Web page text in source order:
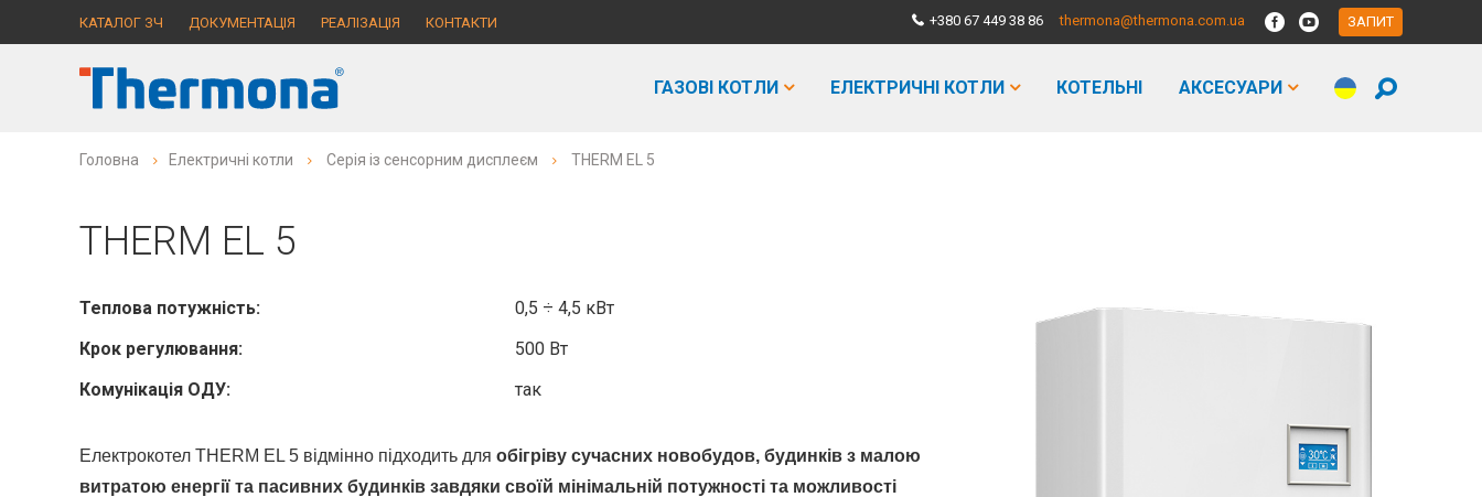
КАТАЛОГ ЗЧ ДОКУМЕНТАЦІЯ РЕАЛІЗАЦІЯ КОНТАКТИ +380 67 449 38 86 thermona@thermona.com.ua ЗАПИТ
ГАЗОВІ КОТЛИ ЕЛЕКТРИЧНІ КОТЛИ КОТЕЛЬНІ АКСЕСУАРИ
Головна Електричні котли Серія із сенсорним дисплеєм THERM EL 5
THERM EL 5
Теплова потужність:
0,5 ÷ 4,5 кВт
Крок регулювання:
500 Вт
Комунікація ОДУ:
так
Електрокотел THERM EL 5 відмінно підходить для обігріву сучасних новобудов, будинків з малою
витратою енергії та пасивних будинків завдяки своїй мінімальній потужності та можливості